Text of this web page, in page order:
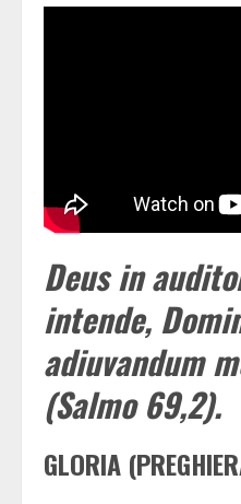
Deus in
intende,
adiuvandum
(Salmo 69,2).
GLORIA